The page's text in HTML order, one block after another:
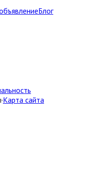
Блог
·Карта сайта